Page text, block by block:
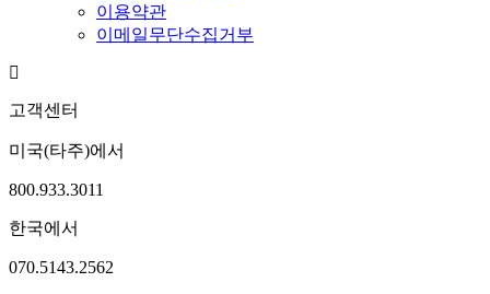
이용약관
이메일무단수집거부
고객센터
미국(타주)에서
800.933.3011
한국에서
070.5143.2562